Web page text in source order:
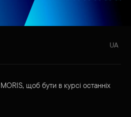
UA
щоб бути в курсі останніх